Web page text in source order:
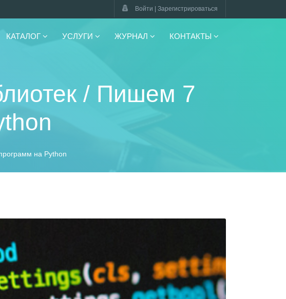
Войти | Зарегистрироваться
КАТАЛОГ УСЛУГИ ЖУРНАЛ КОНТАКТЫ
/ Пишем 7
на Python